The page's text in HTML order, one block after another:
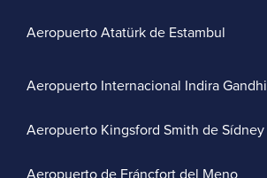
Aeropuerto Atatürk de Estambul
Aeropuerto Internacional Indira Gandhi
Aeropuerto Kingsford Smith de Sídney
Aeropuerto de Fráncfort del Meno